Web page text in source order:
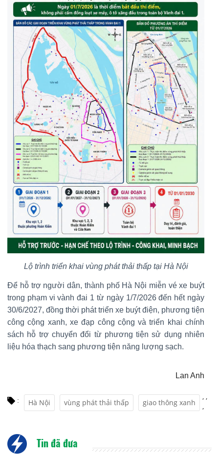
Lộ trình triển khai vùng phát thải thấp tại Hà Nội
Để hỗ trợ người dân, thành phố Hà Nội miễn vé xe buýt
trong phạm vi vành đai 1 từ ngày 1/7/2026 đến hết ngày
30/6/2027, đồng thời phát triển xe buýt điện, phương tiện
công cộng xanh, xe đạp công cộng và triển khai chính
sách hỗ trợ chuyển đổi từ phương tiện sử dụng nhiên
liệu hóa thạch sang phương tiện năng lượng sạch.
Lan Anh
: Hà Nội
,
vùng phát thải thấp
,
giao thông xanh ,
Tin đã đưa